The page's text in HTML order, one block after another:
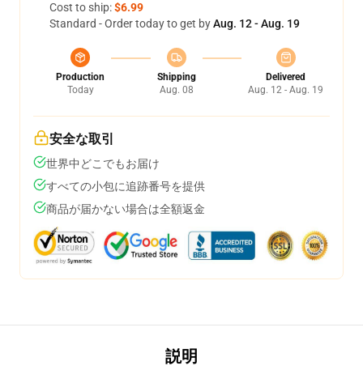
Cost to ship:$6.99
Standard - Order today to get byAug. 12 - Aug. 19
Production
Today
Shipping
Aug. 08
Delivered
Aug. 12 - Aug. 19
安全な取引
世界中どこでもお届け
すべての小包に追跡番号を提供
商品が届かない場合は全額返金
説明